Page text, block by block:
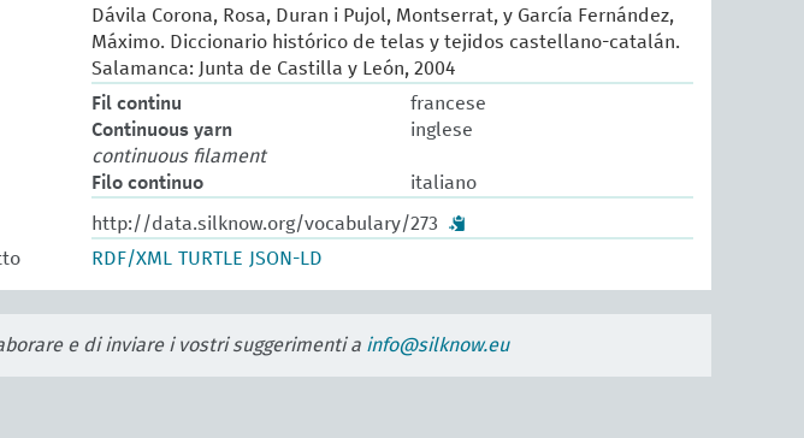
Dávila Corona, Rosa, Duran i Pujol, Montserrat, y García Fernández,
Máximo. Diccionario histórico de telas y tejidos castellano-catalán.
Salamanca: Junta de Castilla y León, 2004
Fil continu
francese
Continuous yarn
inglese
continuous filament
Filo continuo
italiano
http://data.silknow.org/vocabulary/273
RDF/XML TURTLE JSON-LD
e di inviare i vostri suggerimenti a info@silknow.eu